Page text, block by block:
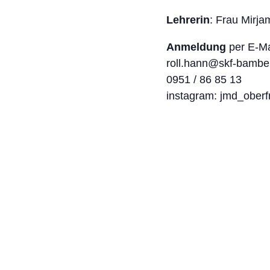
Lehrerin: Frau
Anmeldung per E-
roll.hann@skf-
0951 / 86 85 13
instagram: